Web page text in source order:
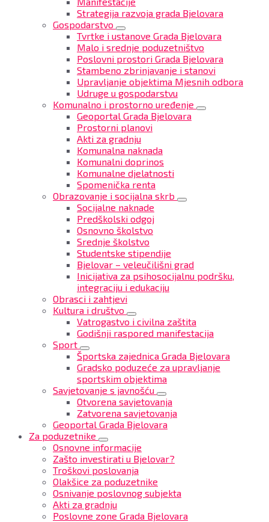
Strategija razvoja grada Bjelovara
Gospodarstvo
Tvrtke i ustanove Grada Bjelovara
Malo i srednje poduzetništvo
Poslovni prostori Grada Bjelovara
Stambeno zbrinjavanje i stanovi
Upravljanje objektima Mjesnih odbora
Udruge u gospodarstvu
Komunalno i prostorno uređenje
Geoportal Grada Bjelovara
Prostorni planovi
Akti za gradnju
Komunalna naknada
Komunalni doprinos
Komunalne djelatnosti
Spomenička renta
Obrazovanje i socijalna skrb
Socijalne naknade
Predškolski odgoj
Osnovno školstvo
Srednje školstvo
Studentske stipendije
Bjelovar – veleučilišni grad
Inicijativa za psihosocijalnu podršku,
integraciju i edukaciju
Obrasci i zahtjevi
Kultura i društvo
Vatrogastvo i civilna zaštita
Godišnji raspored manifestacija
Sport
Športska zajednica Grada Bjelovara
Gradsko poduzeće za upravljanje
sportskim objektima
Savjetovanje s javnošću
Otvorena savjetovanja
Zatvorena savjetovanja
Geoportal Grada Bjelovara
Za poduzetnike
Osnovne informacije
Zašto investirati u Bjelovar?
Troškovi poslovanja
Olakšice za poduzetnike
Osnivanje poslovnog subjekta
Akti za gradnju
Poslovne zone Grada Bjelovara